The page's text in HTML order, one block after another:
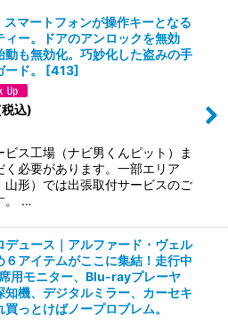
絞り込む
マートフォンが操作キーとなる
ィー。ドアのアンロックを無効
動も無効化。巧妙化した盗みの手
ド。
[413]
込)
ビス工場（ナビ男くんピット）ま
く必要があります。一部エリア
山形）では出張取付サービスのご
。 …
デュース｜アルファード・ヴェル
６アイテムがここに集結！走行中
用モニター、Blu-rayプレーヤ
知機、デジタルミラー、カーセキ
っとけばノープロブレム。